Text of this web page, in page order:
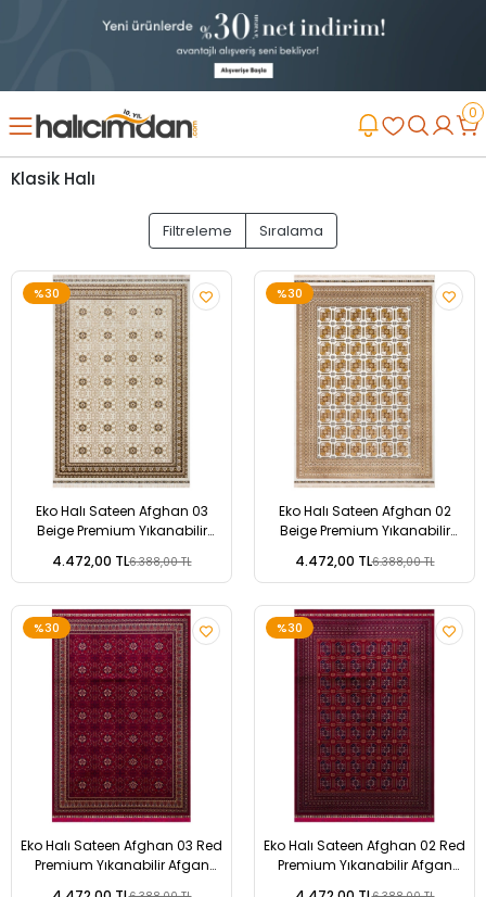
0
Klasik Halı
Filtreleme Sıralama
%30
Eko Halı Sateen Afghan 03
Beige Premium Yıkanabilir
İnce Dokuma Halı
4.472,00 TL6.388,00 TL
%30
Eko Halı Sateen Afghan 02
Beige Premium Yıkanabilir
İnce Dokuma Halı
4.472,00 TL6.388,00 TL
%30
Eko Halı Sateen Afghan 03 Red
Premium Yıkanabilir Afgan
%30
Eko Halı Sateen Afghan 02 Red
Premium Yıkanabilir Afgan